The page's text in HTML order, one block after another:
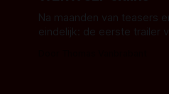
Na maanden van teasers
eindelijk: de eerste trailer